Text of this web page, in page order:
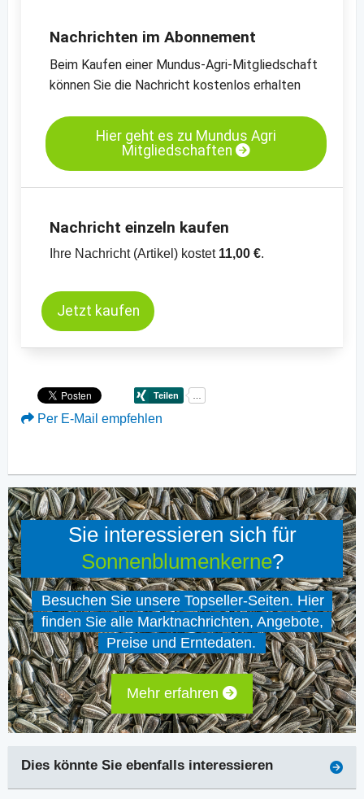
ungeschält, schwarz, Bulgarien
Nachrichten im Abonnement
Beim Kaufen einer Mundus-Agri-Mitgliedschaft
können Sie die Nachricht kostenlos erhalten
Hier geht es zu Mundus Agri
Mitgliedschaften
Nachricht einzeln kaufen
Ihre Nachricht (Artikel) kostet 11,00 €.
Jetzt kaufen
Per E-Mail empfehlen
Sie interessieren sich für
Sonnenblumenkerne?
Besuchen Sie unsere Topseller-Seiten. Hier
finden Sie alle Marktnachrichten, Angebote,
Preise und Erntedaten.
Mehr erfahren
Dies könnte Sie ebenfalls interessieren